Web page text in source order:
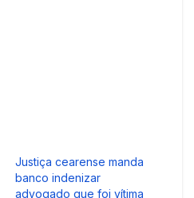
Justiça cearense manda
banco indenizar
advogado que foi vítima